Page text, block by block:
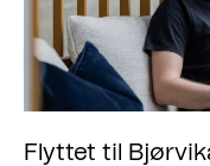
Flyttet til